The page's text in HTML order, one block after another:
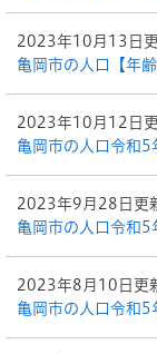
2023年10月13日
亀岡市の人口【年
2023年10月12日
亀岡市の人口令和
2023年9月28日更
亀岡市の人口令和5
2023年8月10日更
亀岡市の人口令和5